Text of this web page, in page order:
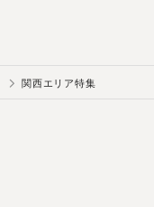
関西エリア特集